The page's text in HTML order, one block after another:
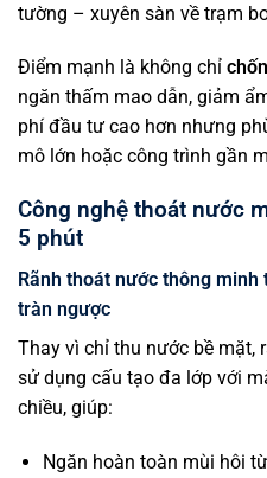
tường – xuyên sàn về trạm
Điểm mạnh là không chỉ
ngăn thấm mao dẫn, giảm
phí đầu tư cao hơn nhưng
mô lớn hoặc công trình gần
Công nghệ thoát nước
5 phút
Rãnh thoát nước thông
tràn ngược
Thay vì chỉ thu nước bề mặt,
sử dụng cấu tạo đa lớp với
chiều, giúp:
Ngăn hoàn toàn mùi hôi